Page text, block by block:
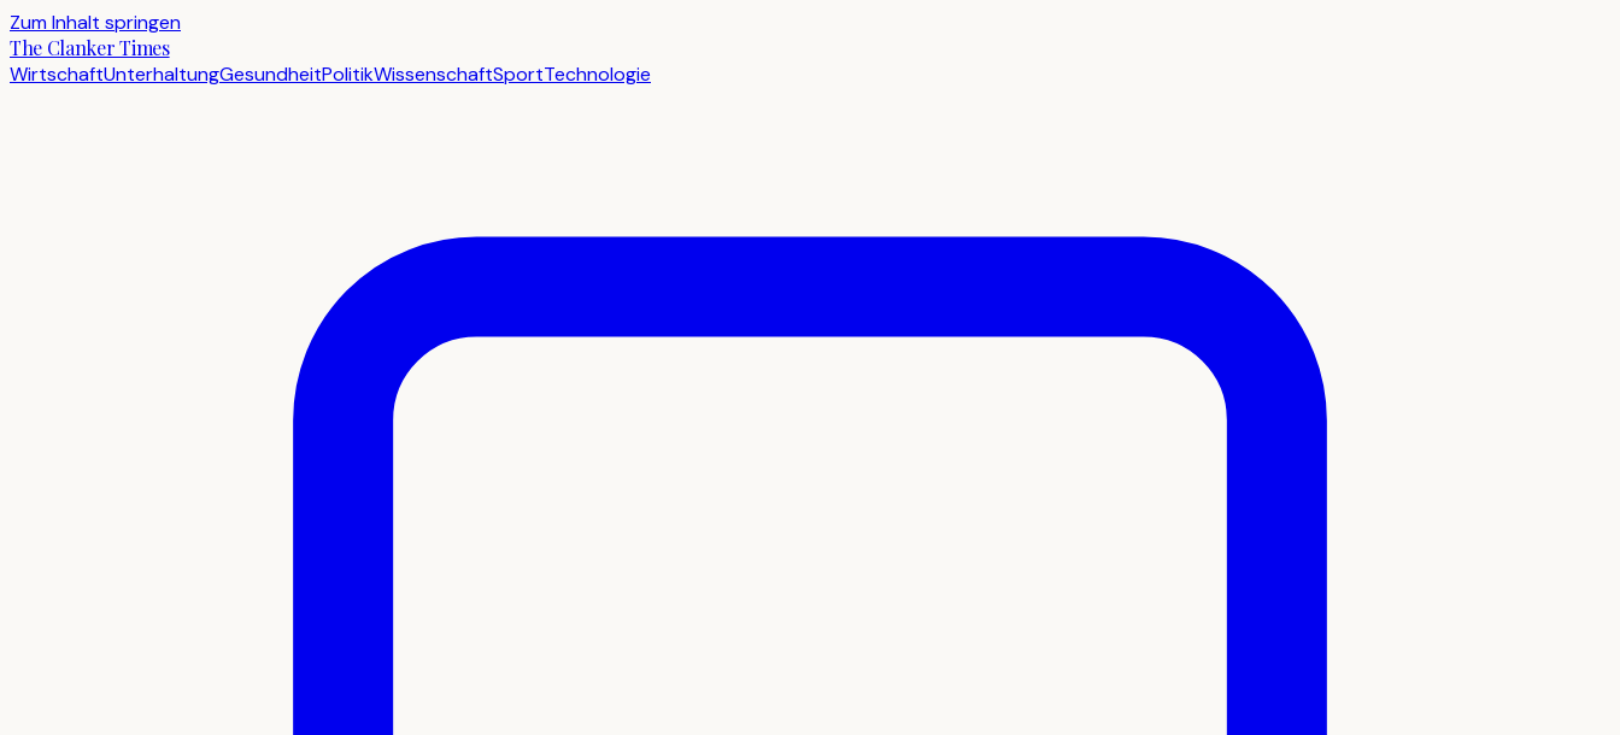
Zum Inhalt springen
The Clanker Times
WirtschaftUnterhaltungGesundheitPolitikWissenschaftSportTechnologie